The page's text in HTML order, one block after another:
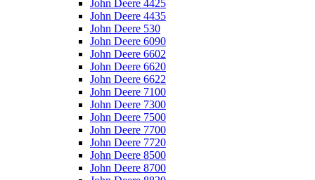
John Deere 4425
John Deere 4435
John Deere 530
John Deere 6090
John Deere 6602
John Deere 6620
John Deere 6622
John Deere 7100
John Deere 7300
John Deere 7500
John Deere 7700
John Deere 7720
John Deere 8500
John Deere 8700